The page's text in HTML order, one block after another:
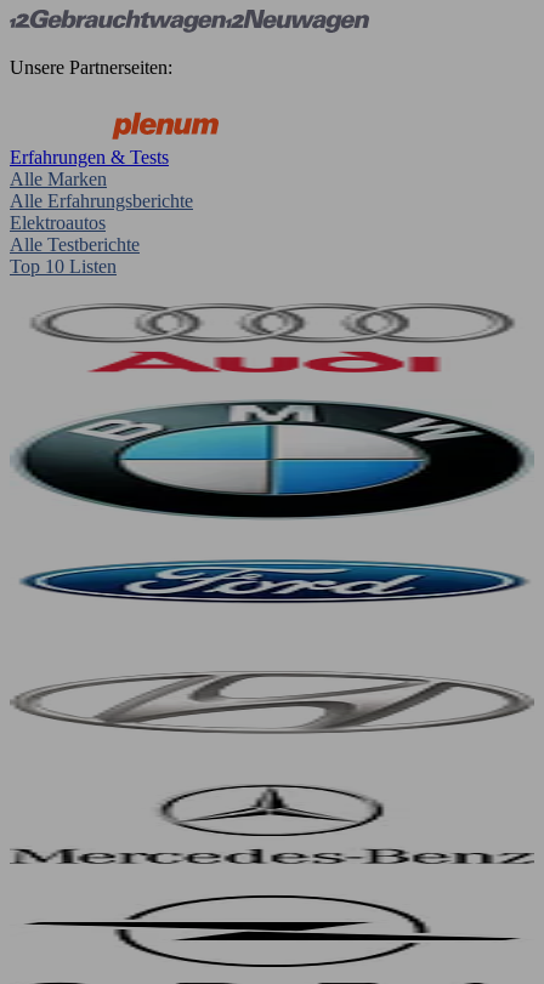
Unsere Partnerseiten:
Erfahrungen & Tests
Alle Marken
Alle Erfahrungsberichte
Elektroautos
Alle Testberichte
Top 10 Listen